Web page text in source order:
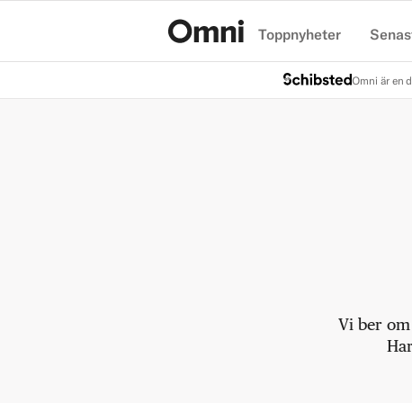
Toppnyheter
Omni är en
Vi ber